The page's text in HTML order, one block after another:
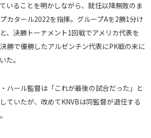
いることを明かしながら、就任以降無敗のま
カタール2022を指揮。グループAを2勝1分け
、決勝トーナメント1回戦でアメリカ代表を
勝で優勝したアルゼンチン代表にPK戦の末に
た。
ハール監督は「これが最後の試合だった」と
ていたが、改めてKNVBは同監督が退任する